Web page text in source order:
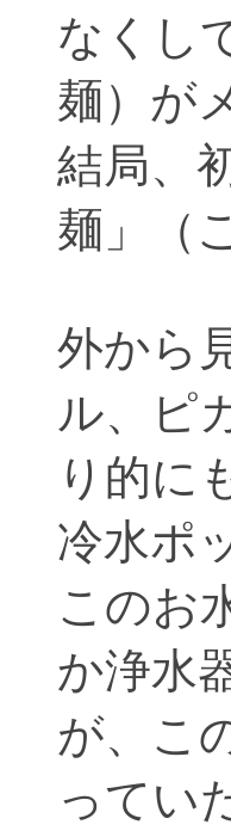
なくし
麺）が
結局、
麺」（
外から
ル、ピ
り的に
冷水ポ
このお
か浄水
が、こ
ってい